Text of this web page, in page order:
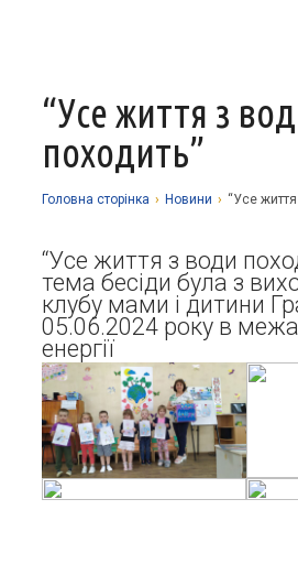
Про заклад
Структурні
Наші
Фотоальбоми
Річні звіти
Освітній процес
Запрошуємо у
Академічна
Методична
Програмне
Науково-методичні
Національно-
Організаційно-
Прозорість та
Фінансова
Стаття 30 Закону України
Атестація
Звернення
Контакти
“Усе життя з
походить”
Головна сторiнка › Новини › “Усе
“Усе життя з води
тема бесіди була з
клубу мами і дитини
05.06.2024 року в
енергії